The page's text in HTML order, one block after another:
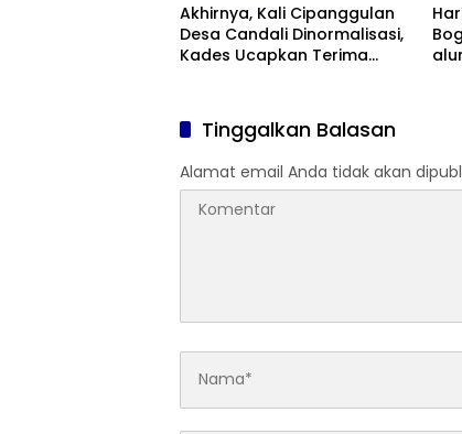
Akhirnya, Kali Cipanggulan
Desa Candali Dinormalisasi,
Kades Ucapkan Terima
Tinggalkan Balasan
Alamat email Anda tidak akan